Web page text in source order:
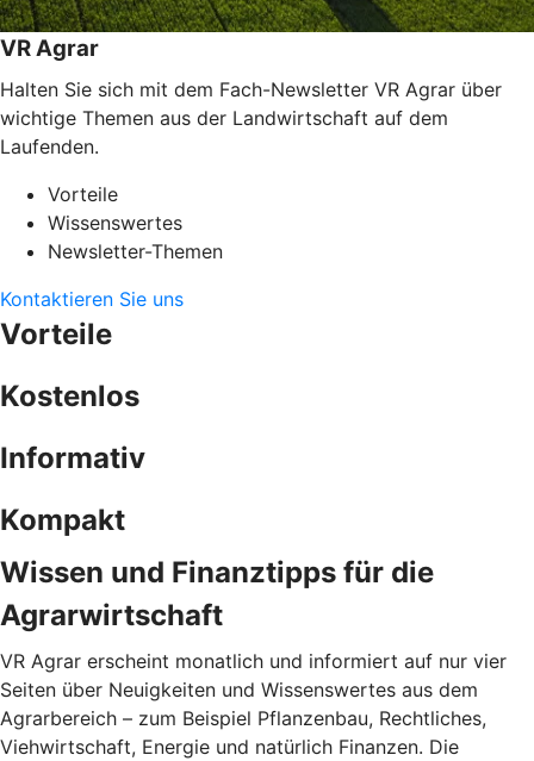
VR Agrar
Halten Sie sich mit dem Fach-Newsletter VR Agrar über
wichtige Themen aus der Landwirtschaft auf dem
Laufenden.
Vorteile
Wissenswertes
Newsletter-Themen
Kontaktieren Sie uns
Vorteile
Kostenlos
Informativ
Kompakt
Wissen und Finanztipps für die
Agrarwirtschaft
VR Agrar erscheint monatlich und informiert auf nur vier
Seiten über Neuigkeiten und Wissenswertes aus dem
Agrarbereich – zum Beispiel Pflanzenbau, Rechtliches,
Viehwirtschaft, Energie und natürlich Finanzen. Die